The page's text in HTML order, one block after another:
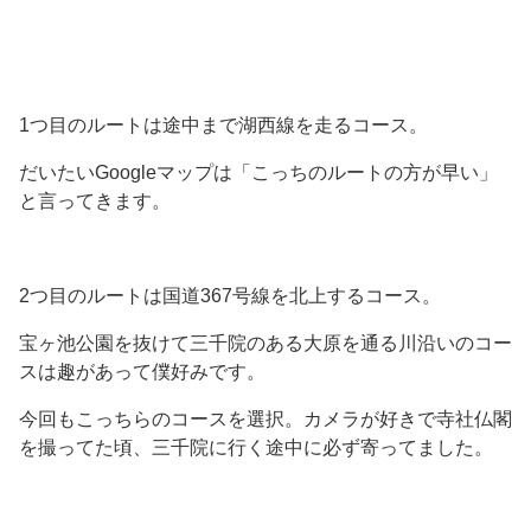
1つ目のルートは途中まで湖西線を走るコース。
だいたいGoogleマップは「こっちのルートの方が早い」
と言ってきます。
2つ目のルートは国道367号線を北上するコース。
宝ヶ池公園を抜けて三千院のある大原を通る川沿いのコー
スは趣があって僕好みです。
今回もこっちらのコースを選択。カメラが好きで寺社仏閣
を撮ってた頃、三千院に行く途中に必ず寄ってました。